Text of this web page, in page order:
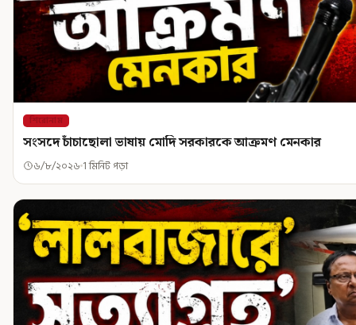
শিরোনাম
সংসদে চাঁচাছোলা ভাষায় মোদি সরকারকে আক্রমণ মেনকার
৬/৮/২০২৬ 1 মিনিট পড়া